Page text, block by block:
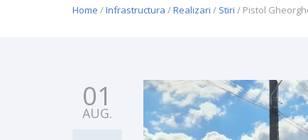
Home /Infrastructura /Realizari / Stiri / Pistol
01
AUG.